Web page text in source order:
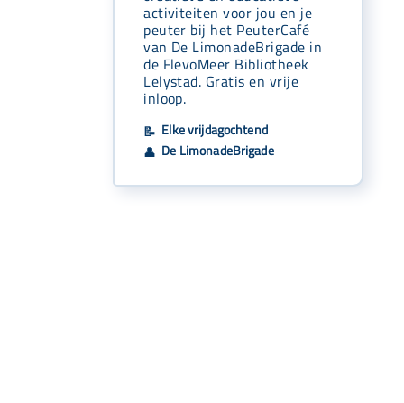
activiteiten voor jou en je
peuter bij het PeuterCafé
van De LimonadeBrigade in
de FlevoMeer Bibliotheek
Lelystad. Gratis en vrije
inloop.
📝 Elke vrijdagochtend
👤 De LimonadeBrigade